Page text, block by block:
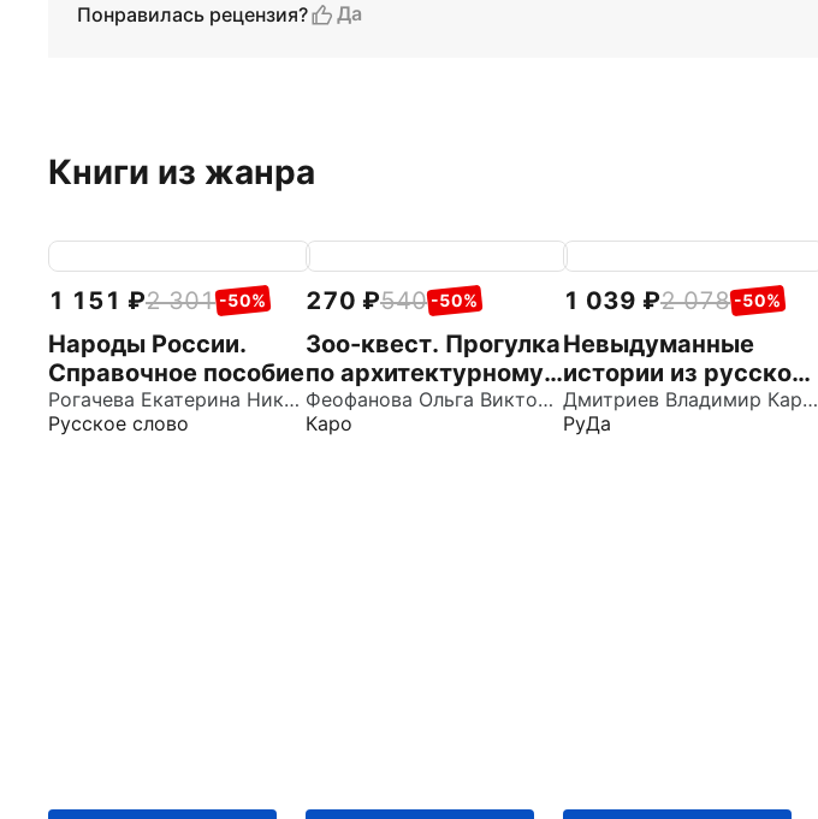
Понравилась рецензия?
Да
Книги из жанра
1 151 2 301 -50%
Народы России.
Справочное пособие
Рогачева Екатерина Николаевна
Русское слово
270 540 -50%
Зоо-квест. Прогулка
по архитектурному
зверинцу
Петербурга
Феофанова Ольга Викторовна
Каро
1 039 2 078 -50%
Невыдуманные
истории из русской
истории. Век XIV
Дмитриев Владимир Карлович
РуДа